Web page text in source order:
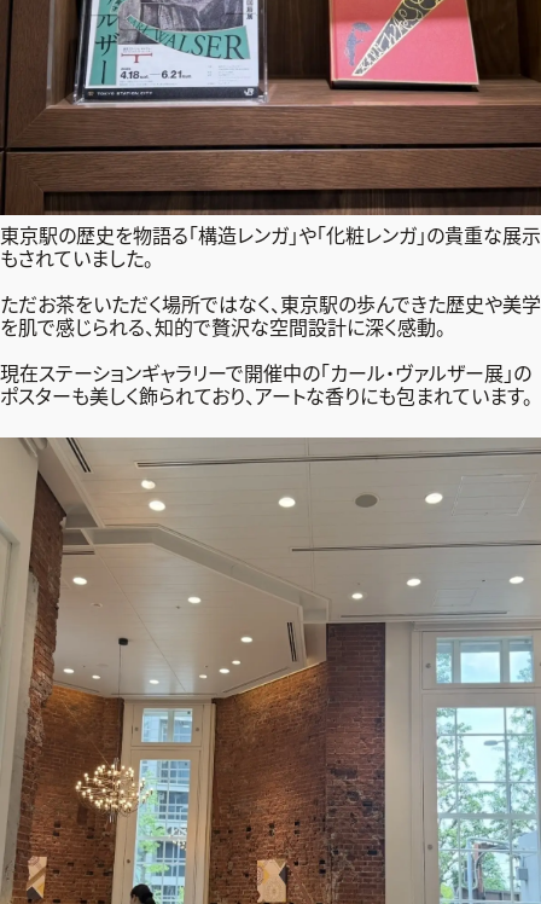
東京駅の歴史を物語る「構造レンガ」や「化粧レンガ」の貴重な展示
もされていました。
ただお茶をいただく場所ではなく、東京駅の歩んできた歴史や美学
を肌で感じられる、知的で贅沢な空間設計に深く感動。
現在ステーションギャラリーで開催中の「カール・ヴァルザー展」の
ポスターも美しく飾られており、アートな香りにも包まれています。